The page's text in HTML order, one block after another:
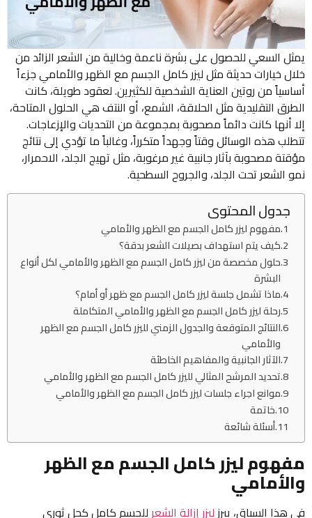
يمثل السعي للحصول على بشرة ناعمة وخالية من الشعر الزائد من
خلال خيارات حديثة مثل ليزر كامل الجسم مع الظهر والأمامي جزءاً
أساسياً من روتين العناية الشخصية للكثيرين. لعقود طويلة، كانت
الطرق التقليدية مثل الحلاقة، الشمع، أو النتف هي الحلول المتاحة،
إلا أنها كانت دائماً مصحوبة بمجموعة من التحديات والإزعاجات.
تتطلب هذه الوسائل وقتاً وجهداً متكرراً، وغالباً ما تؤدي إلى نتائج
مؤقتة مصحوبة بآثار جانبية غير مرغوبة، مثل تهيج الجلد، الاحمرار،
نمو الشعر تحت الجلد، والجروح السطحية.
جدول المحتوى
مفهوم ليزر كامل الجسم مع الظهر والأمامي
كيف يتم استهداف بصيلات الشعر بدقة؟
حلول مخصصة من ليزر كامل الجسم مع الظهر والأمامي لكل أنواع
البشرة
ماذا تشمل جلسة ليزر كامل الجسم مع ظهر أو أمام؟
رحلة ليزر كامل الجسم مع الظهر والأمامي المتكاملة
النتائج المتوقعة والجدول الزمني لليزر كامل الجسم مع الظهر
والأمامي
الآثار الجانبية والمفاهيم الخاطئة
تحديد المرشح المثالي لليزر كامل الجسم مع الظهر والأمامي
موانع اجراء جلسات ليزر كامل الجسم مع الظهر والأمامي
خاتمة
أسئلة شائعة
مفهوم ليزر كامل الجسم مع الظهر
والأمامي
في هذا السياق، يبرز ليزر إزالة الشعر للجسم كامل كحل ثوري